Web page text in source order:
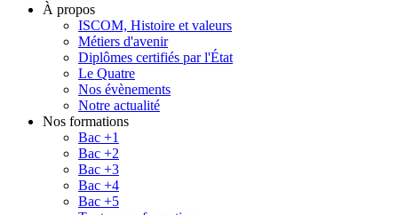
À propos
ISCOM, Histoire et valeurs
Métiers d'avenir
Diplômes certifiés par l'État
Le Quatre
Nos évènements
Notre actualité
Nos formations
Bac +1
Bac +2
Bac +3
Bac +4
Bac +5